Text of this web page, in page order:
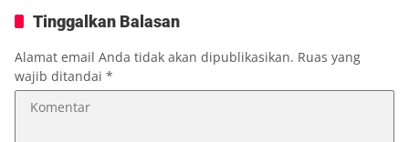
Tinggalkan Balasan
Alamat email Anda tidak akan dipublikasikan. Ruas yang
wajib ditandai *